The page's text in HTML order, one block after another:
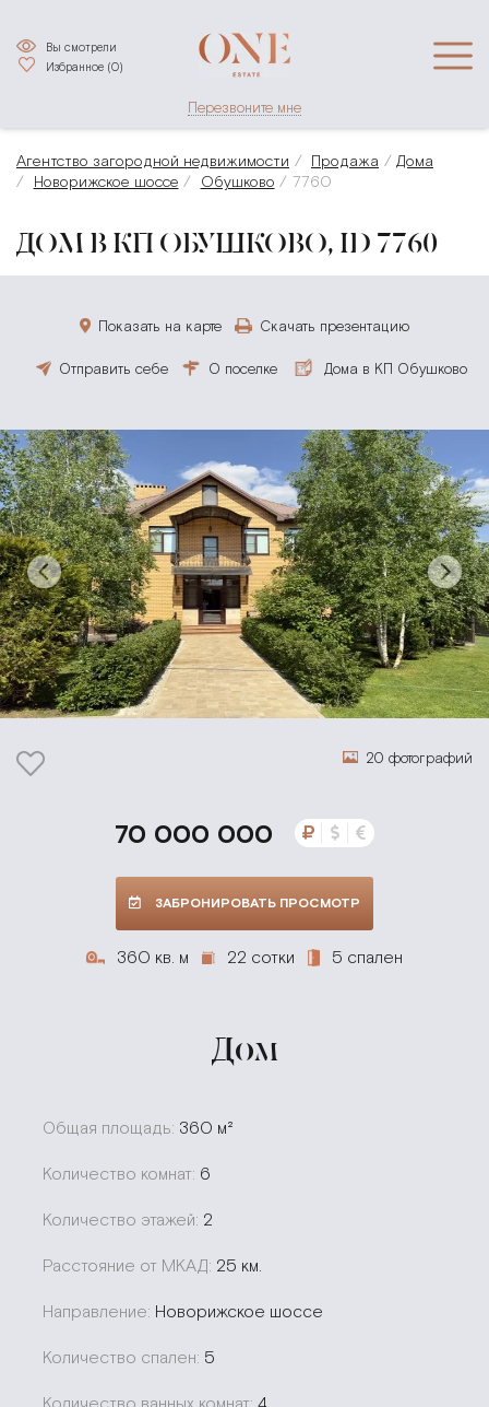
Избранное (0)
Вы смотрели
Перезвоните мне
Агентство загородной недвижимости Продажа
Дома
Новорижское шоссе
Обушково 7760
ДОМ В КП ОБУШКОВО, ID 7760
Показать на карте Скачать презентацию
Отправить себе О поселке Дома в КП Обушково
20 фотографий
70 000 000
ЗАБРОНИРОВАТЬ ПРОСМОТР
360 кв. м 22 сотки 5 спален
Дом
Общая площадь: 360 м²
Количество комнат: 6
Количество этажей: 2
Расстояние от МКАД: 25 км.
Направление: Новорижское шоссе
Количество спален: 5
Количество ванных комнат: 4